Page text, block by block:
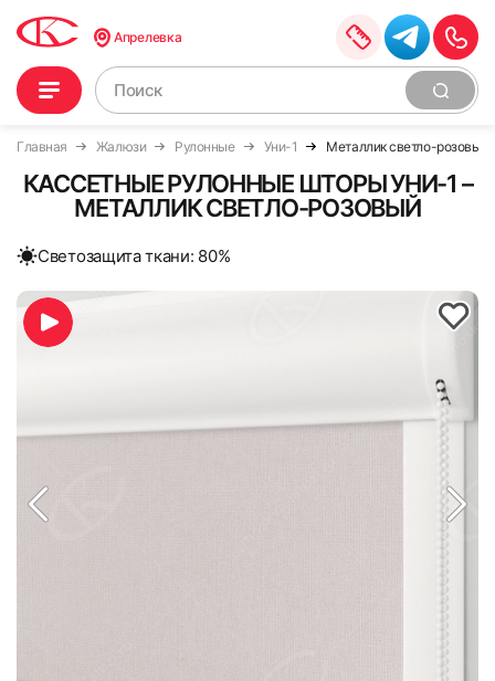
Апрелевка
Главная Жалюзи Рулонные Уни-1 Металлик светло-розовый
КАССЕТНЫЕ РУЛОННЫЕ ШТОРЫ УНИ-1 –
МЕТАЛЛИК СВЕТЛО-РОЗОВЫЙ
Cветозащита ткани: 80%